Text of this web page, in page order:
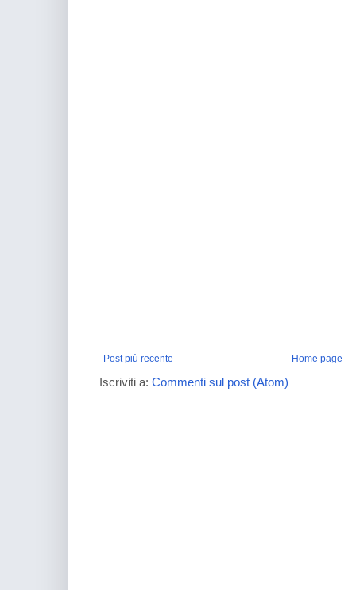
Post più recente Home page
Iscriviti a: Commenti sul post (Atom)